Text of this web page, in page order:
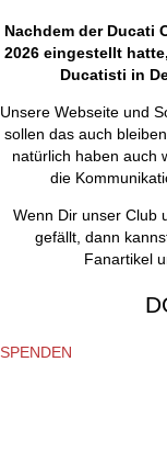
Nachdem der Ducati
2026 eingestellt
Ducatisti in
Unsere Webseite und
sollen das auch
natürlich haben auch
die
Wenn Dir unser Club
gefällt, dann
Fanartikel
SPENDEN